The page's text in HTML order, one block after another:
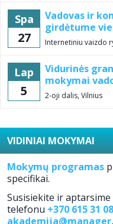
Spa
27
Vadovas ir
girdėtume
Internetiniu vaizdo
Lap
5
Vidurinės
mokymai
2-oji dalis, Vilnius
VIDINIAI MOKYMAI
Mokymų programas
specifikai.
Susisiekite ir
telefonu +370 615 31